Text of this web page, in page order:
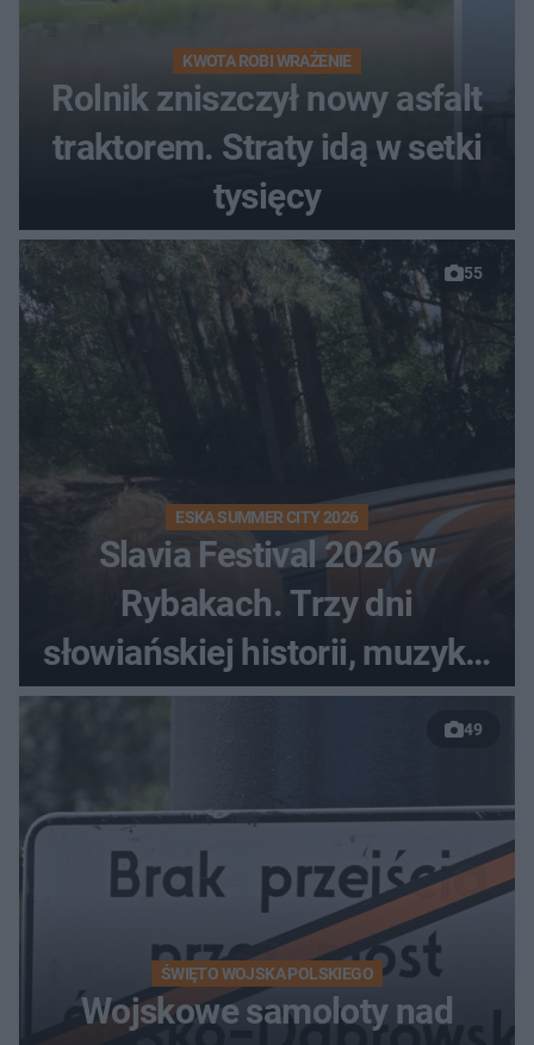
KWOTA ROBI WRAŻENIE
Rolnik zniszczył nowy asfalt
traktorem. Straty idą w setki
tysięcy
55
ESKA SUMMER CITY 2026
Slavia Festival 2026 w
Rybakach. Trzy dni
słowiańskiej historii, muzyki i
relaksu nad Jeziorem
49
ŚWIĘTO WOJSKA POLSKIEGO
Wojskowe samoloty nad